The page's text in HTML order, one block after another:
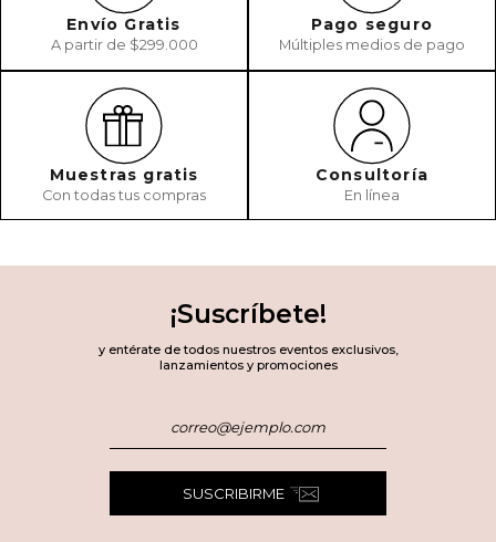
Envío Gratis
A partir de $299.000
Pago seguro
Múltiples medios de pago
Muestras gratis
Con todas tus compras
Consultoría
En línea
¡Suscríbete!
y entérate de todos nuestros eventos exclusivos,
lanzamientos y promociones
SUSCRIBIRME